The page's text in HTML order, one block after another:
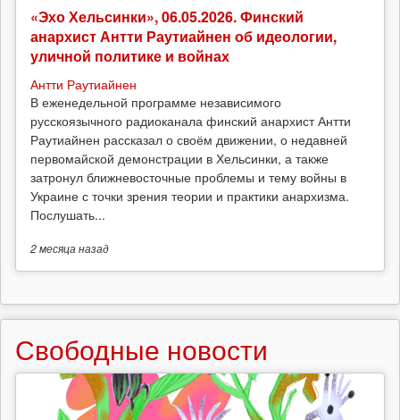
«Эхо Хельсинки», 06.05.2026. Финский
анархист Антти Раутиайнен об идеологии,
уличной политике и войнах
Антти Раутиайнен
В еженедельной программе независимого
русскоязычного радиоканала финский анархист Антти
Раутиайнен рассказал о своём движении, о недавней
первомайской демонстрации в Хельсинки, а также
затронул ближневосточные проблемы и тему войны в
Украине с точки зрения теории и практики анархизма.
Послушать...
2 месяцаназад
Свободные новости